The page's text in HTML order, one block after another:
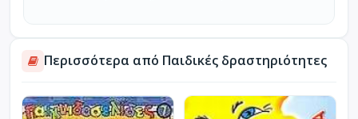
Περισσότερα από Παιδικές δραστηριότητες